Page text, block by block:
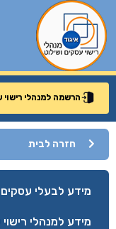
הרשמה למנהלי רישוי
חזרה לבית
מידע לבעלי עסקים
מידע למנהלי